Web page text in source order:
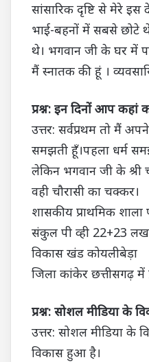
सांसारिक दृष्टि से मेरे इस
भाई-बहनों में सबसे छोटे
थे। भगवान जी के घर में
मैं स्नातक की हूं ।
प्रश्न: इन दिनों आप कहां
उत्तर: सर्वप्रथम तो मैं
समझती हूँ।पहला धर्म
लेकिन भगवान जी के श्री
वही चौरासी का चक्कर।
शासकीय प्राथमिक शाला
संकुल पी व्ही 22+23
विकास खंड कोयलीबेड़ा
जिला कांकेर छत्तीसगढ़ में
प्रश्न: सोशल मीडिया
उत्तर: सोशल मीडिया के
विकास हुआ है।